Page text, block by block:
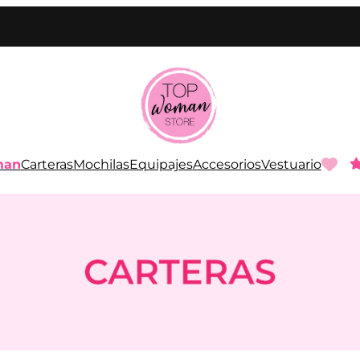
CarterasMochilasEquipajesAccesoriosVestuario